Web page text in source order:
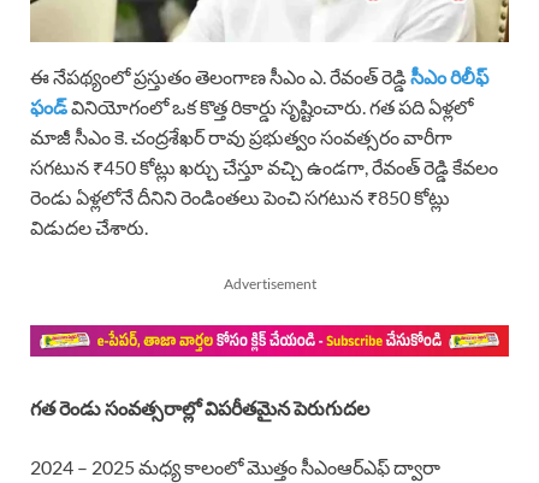
ఈ నేపథ్యంలో ప్రస్తుతం తెలంగాణ సీఎం ఎ. రేవంత్ రెడ్డిసీఎం రిలీఫ్
ఫండ్వినియోగంలో ఒక కొత్త రికార్డు సృష్టించారు. గత పది ఏళ్లలో
మాజీ సీఎం కె. చంద్రశేఖర్ రావు ప్రభుత్వం సంవత్సరం వారీగా
సగటున ₹450 కోట్లు ఖర్చు చేస్తూ వచ్చి ఉండగా, రేవంత్ రెడ్డి కేవలం
రెండు ఏళ్లలోనే దీనిని రెండింతలు పెంచి సగటున ₹850 కోట్లు
విడుదల చేశారు.
Advertisement
గత రెండు సంవత్సరాల్లో విపరీతమైన పెరుగుదల
2024 – 2025 మధ్య కాలంలో మొత్తం సీఎంఆర్‌ఎఫ్ ద్వారా